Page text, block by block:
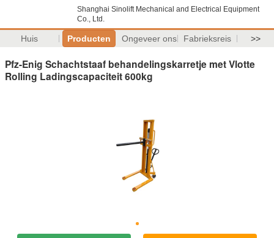
Shanghai Sinolift Mechanical and Electrical Equipment
Co., Ltd.
Huis Producten Ongeveer ons Fabrieksreis >>
Pfz-Enig Schachtstaaf behandelingskarretje met Vlotte
Rolling Ladingscapaciteit 600kg